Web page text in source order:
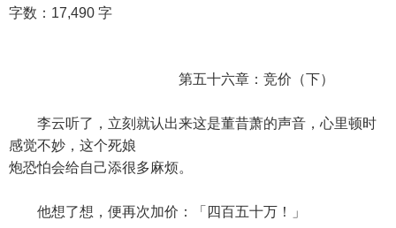
字数：17,490 字
第五十六章：竞价（下）
李云听了，立刻就认出来这是董昔萧的声音，心里顿时
感觉不妙，这个死娘
炮恐怕会给自己添很多麻烦。
他想了想，便再次加价：「四百五十万！」